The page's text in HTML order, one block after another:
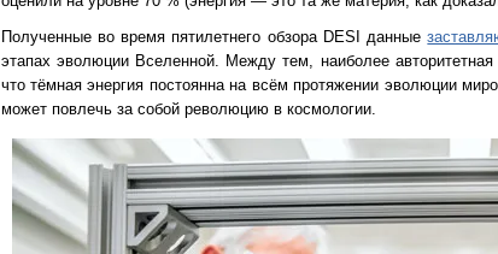
Полученные во время пятилетнего обзора DESI данные
этапах эволюции Вселенной. Между тем, наиболее
что тёмная энергия постоянна на всём протяжении эволюции
может повлечь за собой революцию в космологии.